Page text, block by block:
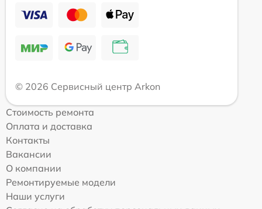
© 2026 Сервисный центр Arkon
Стоимость ремонта
Оплата и доставка
Контакты
Вакансии
О компании
Ремонтируемые модели
Наши услуги